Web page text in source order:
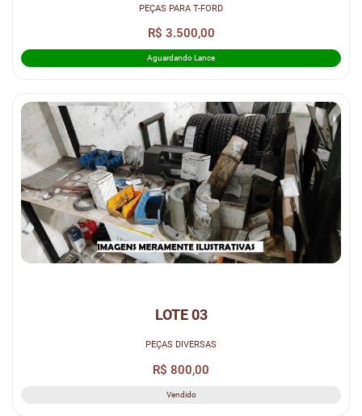
PEÇAS PARA T-FORD
R$ 3.500,00
Aguardando Lance
LOTE 03
PEÇAS DIVERSAS
R$ 800,00
Vendido